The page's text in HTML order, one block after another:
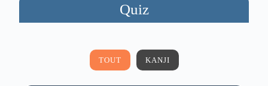
Quiz
TOUT KANJI